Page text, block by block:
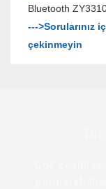
--->Sorularınız
çekinmeyin